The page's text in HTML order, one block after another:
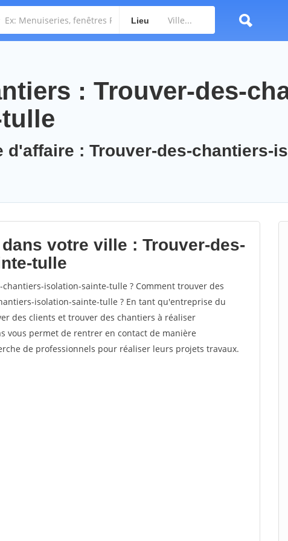
Lieu
: Trouver-des-
d'affaire : Trouver-des-chantiers-
votre ville : Trouver-des-
tulle
isolation-sainte-tulle ? Comment trouver des
isolation-sainte-tulle ? En tant qu'entreprise du
des clients et trouver des chantiers à réaliser
vous permet de rentrer en contact de manière
de professionnels pour réaliser leurs projets travaux.